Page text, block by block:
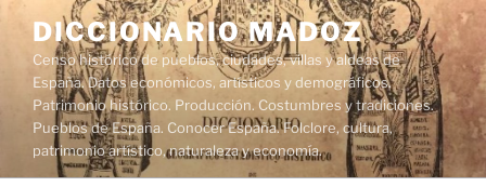
contenido
DICCIONARIO MADOZ
Censo histórico de pueblos, ciudades, villas y aldeas de
España. Datos económicos, artísticos y demográficos.
Patrimonio histórico. Producción. Costumbres y tradiciones.
Pueblos de España. Conocer España. Folclore, cultura,
patrimonio artístico, naturaleza y economía.